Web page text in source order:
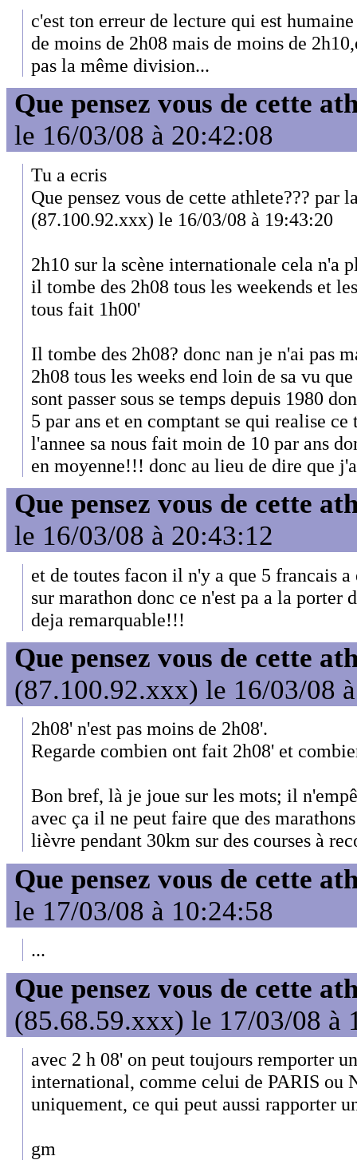
c'est ton erreur de lecture qui est
de moins de 2h08 mais de moins de
pas la même division...
Que pensez vous de cette
le 16/03/08 à 20:42:08
Tu a ecris
Que pensez vous de cette athlete??? par
(87.100.92.xxx) le 16/03/08 à 19:43:20
2h10 sur la scène internationale cela n'a
il tombe des 2h08 tous les weekends et
tous fait 1h00'
Il tombe des 2h08? donc nan je n'ai pas
2h08 tous les weeks end loin de sa vu
sont passer sous se temps depuis 1980
5 par ans et en comptant se qui realise
l'annee sa nous fait moin de 10 par ans
en moyenne!!! donc au lieu de dire que
Que pensez vous de cette
le 16/03/08 à 20:43:12
et de toutes facon il n'y a que 5 francais a
sur marathon donc ce n'est pa a la porter
deja remarquable!!!
Que pensez vous de cette
(87.100.92.xxx) le 16/03/08
2h08' n'est pas moins de 2h08'.
Regarde combien ont fait 2h08' et
Bon bref, là je joue sur les mots; il
avec ça il ne peut faire que des
lièvre pendant 30km sur des courses à
Que pensez vous de cette
le 17/03/08 à 10:24:58
...
Que pensez vous de cette
(85.68.59.xxx) le 17/03/08 à
avec 2 h 08' on peut toujours remporter
international, comme celui de PARIS ou
uniquement, ce qui peut aussi rapporter
gm